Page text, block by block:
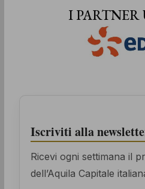
I
Iscriviti alla
Ricevi ogni settimana il
dell’Aquila Capitale